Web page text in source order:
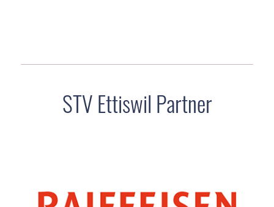
STV Ettiswil Partner